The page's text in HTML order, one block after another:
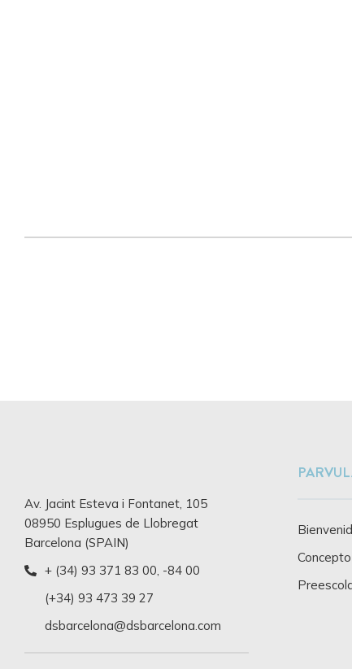
Av. Jacint Esteva i Fontanet, 105
08950 Esplugues de Llobregat
Barcelona (SPAIN)
+ (34) 93 371 83 00, -84 00
(+34) 93 473 39 27
dsbarcelona@dsbarcelona.com